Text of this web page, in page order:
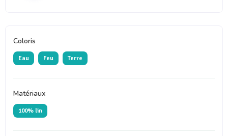
Coloris
Eau Feu Terre
Matériaux
100% lin